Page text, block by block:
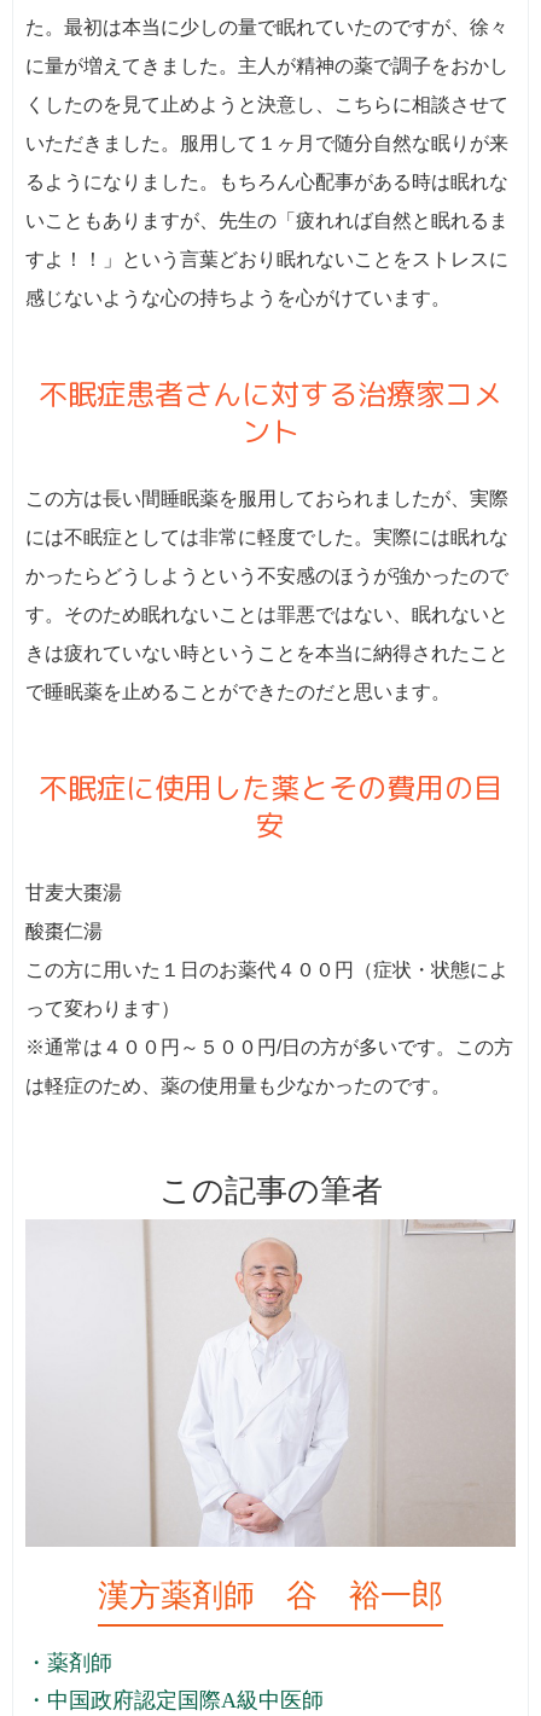
た。最初は本当に少しの量で眠れていたのですが、徐々
に量が増えてきました。主人が精神の薬で調子をおかし
くしたのを見て止めようと決意し、こちらに相談させて
いただきました。服用して１ヶ月で随分自然な眠りが来
るようになりました。もちろん心配事がある時は眠れな
いこともありますが、先生の「疲れれば自然と眠れるま
すよ！！」という言葉どおり眠れないことをストレスに
感じないような心の持ちようを心がけています。
不眠症患者さんに対する治療家コメ
ント
この方は長い間睡眠薬を服用しておられましたが、実際
には不眠症としては非常に軽度でした。実際には眠れな
かったらどうしようという不安感のほうが強かったので
す。そのため眠れないことは罪悪ではない、眠れないと
きは疲れていない時ということを本当に納得されたこと
で睡眠薬を止めることができたのだと思います。
不眠症に使用した薬とその費用の目
安
甘麦大棗湯
酸棗仁湯
この方に用いた１日のお薬代４００円（症状・状態によ
って変わります）
※通常は４００円～５００円/日の方が多いです。この方
は軽症のため、薬の使用量も少なかったのです。
この記事の筆者
漢方薬剤師 谷 裕一郎
・薬剤師
・中国政府認定国際A級中医師